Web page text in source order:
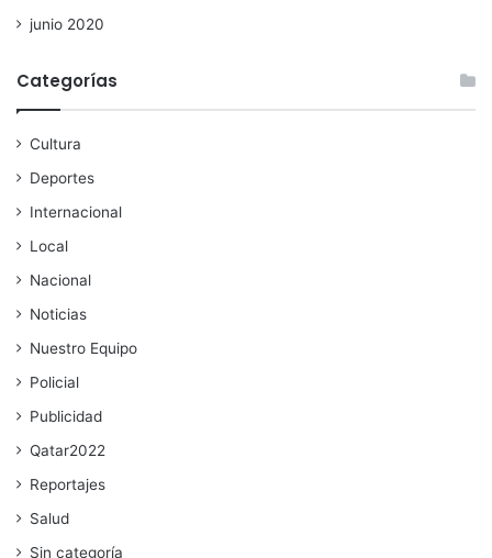
junio 2020
Categorías
Cultura
Deportes
Internacional
Local
Nacional
Noticias
Nuestro Equipo
Policial
Publicidad
Qatar2022
Reportajes
Salud
Sin categoría